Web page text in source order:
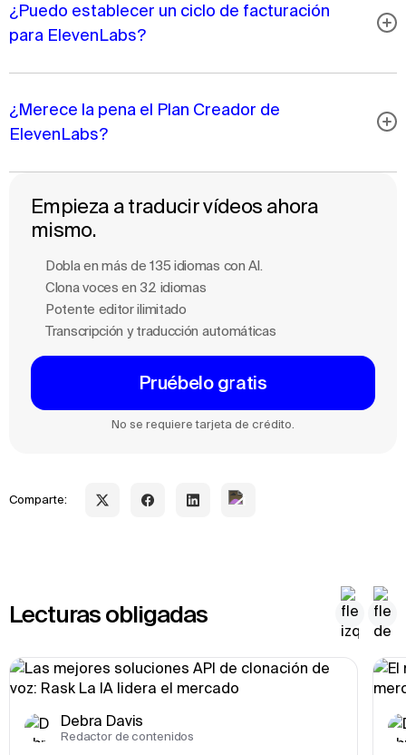
¿Puedo establecer un ciclo de facturación
para ElevenLabs?
¿Merece la pena el Plan Creador de
ElevenLabs?
Empieza a traducir vídeos ahora
mismo.
Dobla en más de 135 idiomas con Al.
Clona voces en 32 idiomas
Potente editor ilimitado
Transcripción y traducción automáticas
Pruébelo gratis
No se requiere tarjeta de crédito.
Comparte:
Lecturas obligadas
Debra Davis
Redactor de contenidos